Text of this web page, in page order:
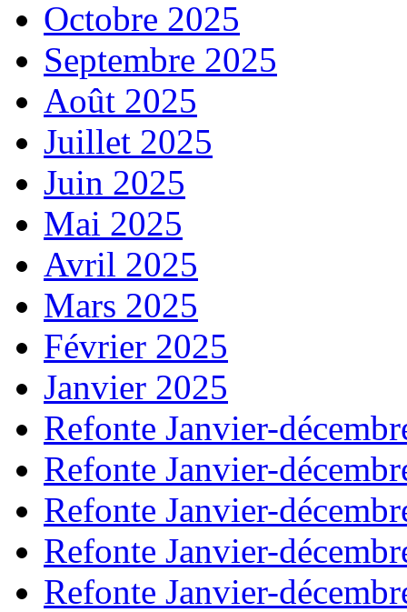
Octobre 2025
Septembre 2025
Août 2025
Juillet 2025
Juin 2025
Mai 2025
Avril 2025
Mars 2025
Février 2025
Janvier 2025
Refonte Janvier-
Refonte Janvier-
Refonte Janvier-
Refonte Janvier-
Refonte Janvier-